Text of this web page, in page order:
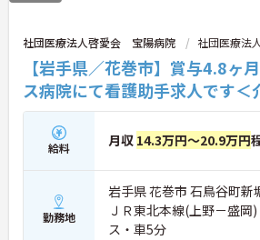
社団医療法人啓愛会 宝陽病院 社団医療法
【岩手県／花巻市】賞与4.8ヶ
ス病院にて看護助手求人です＜
給料 月収 14.3万円～20.9万円
勤務地
岩手県 花巻市 石鳥谷町新
ＪＲ東北本線(上野－盛岡
ス・車5分